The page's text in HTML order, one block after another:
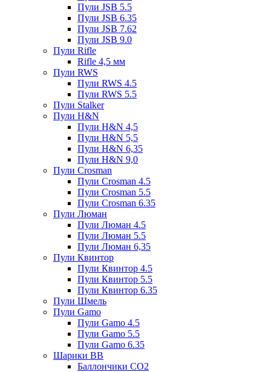
Пули JSB 5.5
Пули JSB 6.35
Пули JSB 7.62
Пули JSB 9.0
Пули Rifle
Rifle 4,5 мм
Пули RWS
Пули RWS 4.5
Пули RWS 5.5
Пули Stalker
Пули H&N
Пули H&N 4,5
Пули H&N 5,5
Пули H&N 6,35
Пули H&N 9,0
Пули Crosman
Пули Crosman 4.5
Пули Crosman 5.5
Пули Crosman 6.35
Пули Люман
Пули Люман 4.5
Пули Люман 5.5
Пули Люман 6,35
Пули Квинтор
Пули Квинтор 4.5
Пули Квинтор 5.5
Пули Квинтор 6.35
Пули Шмель
Пули Gamo
Пули Gamo 4.5
Пули Gamo 5.5
Пули Gamo 6.35
Шарики BB
Баллончики CO2